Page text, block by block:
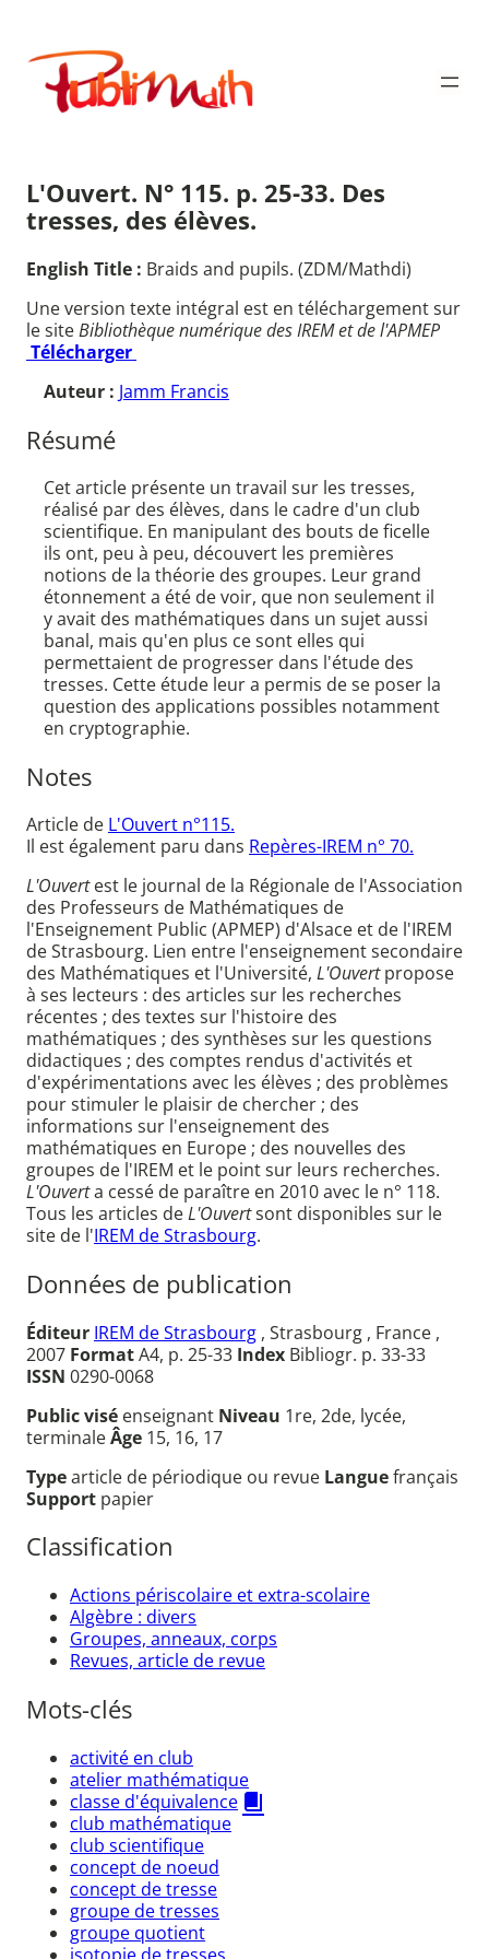
contenu
Publimath
L'Ouvert. N° 115. p. 25-33. Des
tresses, des élèves.
English Title : Braids and pupils. (ZDM/Mathdi)
Une version texte intégral est en téléchargement sur
le siteBibliothèque numérique des IREM et de l'APMEP
Télécharger
Auteur : Jamm Francis
Résumé
Cet article présente un travail sur les tresses,
réalisé par des élèves, dans le cadre d'un club
scientifique. En manipulant des bouts de ficelle
ils ont, peu à peu, découvert les premières
notions de la théorie des groupes. Leur grand
étonnement a été de voir, que non seulement il
y avait des mathématiques dans un sujet aussi
banal, mais qu'en plus ce sont elles qui
permettaient de progresser dans l'étude des
tresses. Cette étude leur a permis de se poser la
question des applications possibles notamment
en cryptographie.
Notes
Article de L'Ouvert n°115.
Il est également paru dans Repères-IREM n° 70.
L'Ouvertest le journal de la Régionale de l'Association
des Professeurs de Mathématiques de
l'Enseignement Public (APMEP) d'Alsace et de l'IREM
de Strasbourg. Lien entre l'enseignement secondaire
des Mathématiques et l'Université, L'Ouvertpropose
à ses lecteurs : des articles sur les recherches
récentes ; des textes sur l'histoire des
mathématiques ; des synthèses sur les questions
didactiques ; des comptes rendus d'activités et
d'expérimentations avec les élèves ; des problèmes
pour stimuler le plaisir de chercher ; des
informations sur l'enseignement des
mathématiques en Europe ; des nouvelles des
groupes de l'IREM et le point sur leurs recherches.
L'Ouverta cessé de paraître en 2010 avec le n° 118.
Tous les articles deL'Ouvertsont disponibles sur le
site de l'IREM de Strasbourg.
Données de publication
Éditeur IREM de Strasbourg , Strasbourg , France ,
2007 FormatA4, p. 25-33 Index Bibliogr. p. 33-33
ISSN 0290-0068
Public visé enseignant Niveau 1re, 2de, lycée,
terminaleÂge 15, 16, 17
Typearticle de périodique ou revue Languefrançais
Support papier
Classification
Actions périscolaire et extra-scolaire
Algèbre : divers
Groupes, anneaux, corps
Revues, article de revue
Mots-clés
activité en club
atelier mathématique
classe d'équivalence
club mathématique
club scientifique
concept de noeud
concept de tresse
groupe de tresses
groupe quotient